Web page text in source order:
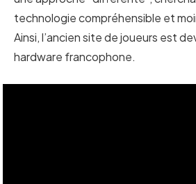
technologie compréhensible et
Ainsi, l’ancien site de joueurs est
hardware francophone.